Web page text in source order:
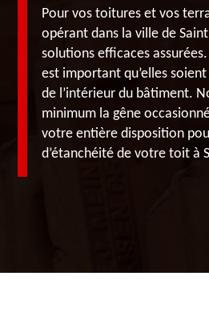
Pour vos toitures et vos
opérant dans la ville de
solutions efficaces
est important qu’elles
de l’intérieur du bâtiment.
minimum la gêne
votre entière disposition
d’étanchéité de votre toit à